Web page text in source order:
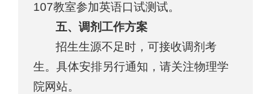
107教室参加英语口试测试。
五、调剂工作方案
招生生源不足时，可接收调剂考
生。具体安排另行通知，请关注物理学
院网站。